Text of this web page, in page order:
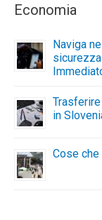
Economia
Naviga
in
Cose